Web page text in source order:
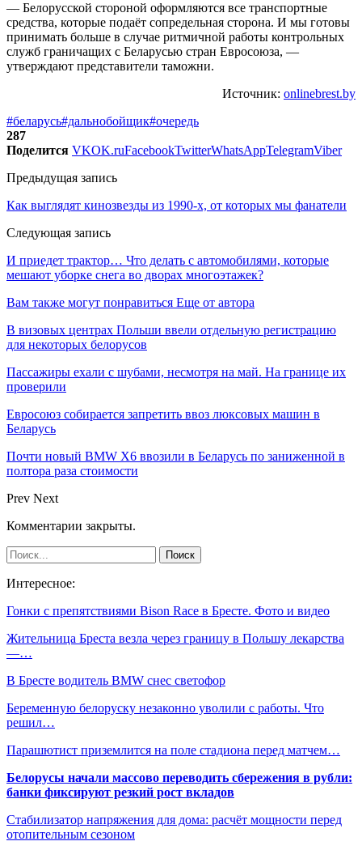
— Белорусской стороной оформляются все транспортные
средства, которые подаёт сопредельная сторона. И мы готовы
принимать больше в случае ритмичной работы контрольных
служб граничащих с Беларусью стран Евросоюза, —
утверждают представители таможни.
Источник: onlinebrest.by
#беларусь#дальнобойщик#очередь
287
Поделится VKOK.ruFacebookTwitterWhatsAppTelegramViber
Предыдущая запись
Как выглядят кинозвезды из 1990-х, от которых мы фанатели
Следующая запись
И приедет трактор… Что делать с автомобилями, которые
мешают уборке снега во дворах многоэтажек?
Вам также могут понравиться Еще от автора
В визовых центрах Польши ввели отдельную регистрацию
для некоторых белорусов
Пассажиры ехали с шубами, несмотря на май. На границе их
проверили
Евросоюз собирается запретить ввоз люксовых машин в
Беларусь
Почти новый BMW X6 ввозили в Беларусь по заниженной в
полтора раза стоимости
Prev Next
Комментарии закрыты.
Интересное:
Гонки с препятствиями Bison Race в Бресте. Фото и видео
Жительница Бреста везла через границу в Польшу лекарства
—…
В Бресте водитель BMW снес светофор
Беременную белоруску незаконно уволили с работы. Что
решил…
Парашютист приземлится на поле стадиона перед матчем…
Белорусы начали массово переводить сбережения в рубли:
банки фиксируют резкий рост вкладов
Стабилизатор напряжения для дома: расчёт мощности перед
отопительным сезоном